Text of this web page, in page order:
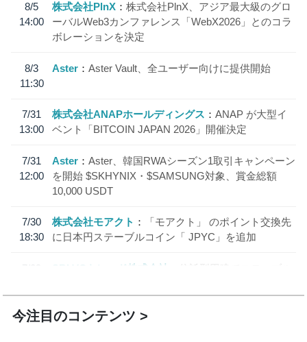
8/5
14:00
株式会社PlnX
株式会社PlnX、アジア最大級のグロ
ーバルWeb3カンファレンス「WebX2026」とのコラ
ボレーションを決定
8/3
11:30
Aster Aster Vault、全ユーザー向けに提供開始
7/31
13:00
株式会社ANAPホールディングス
ANAP が大型イ
ベント「BITCOIN JAPAN 2026」開催決定
7/31
12:00
Aster
Aster、韓国RWAシーズン1取引キャンペーン
を開始 $SKHYNIX・$SAMSUNG対象、賞金総額
10,000 USDT
7/30
18:30
株式会社モアクト
「モアクト」 のポイント交換先
に日本円ステーブルコイン「 JPYC」を追加
7/29
SBI VCトレード株式会社
信託型円建てステーブル
今注目のコンテンツ